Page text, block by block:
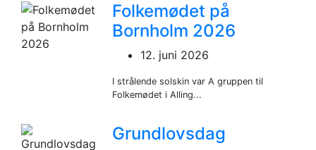
Folkemødet på
Bornholm 2026
12. juni 2026
I strålende solskin var A gruppen til
Folkemødet i Alling...
Grundlovsdag